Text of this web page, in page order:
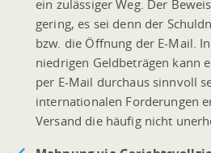
ein zulässiger Weg. Der
gering, es sei denn der
bzw. die Öffnung der E-Mail.
niedrigen Geldbeträgen kann
per E-Mail durchaus sinnvoll
internationalen Forderungen
Versand die häufig nicht